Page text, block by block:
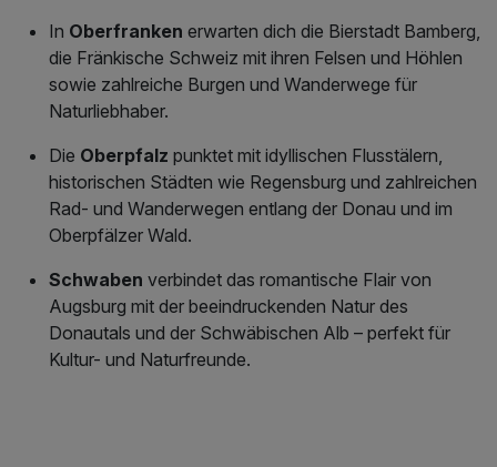
In Oberfranken erwarten dich die Bierstadt Bamberg,
die Fränkische Schweiz mit ihren Felsen und Höhlen
sowie zahlreiche Burgen und Wanderwege für
Naturliebhaber.
Die Oberpfalz punktet mit idyllischen Flusstälern,
historischen Städten wie Regensburg und zahlreichen
Rad- und Wanderwegen entlang der Donau und im
Oberpfälzer Wald.
Schwaben verbindet das romantische Flair von
Augsburg mit der beeindruckenden Natur des
Donautals und der Schwäbischen Alb – perfekt für
Kultur- und Naturfreunde.